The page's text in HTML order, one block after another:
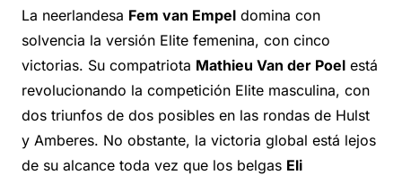
La neerlandesa Fem van Empel domina con
solvencia la versión Elite femenina, con cinco
victorias. Su compatriota Mathieu Van der Poel está
revolucionando la competición Elite masculina, con
dos triunfos de dos posibles en las rondas de Hulst
y Amberes. No obstante, la victoria global está lejos
de su alcance toda vez que los belgas Eli